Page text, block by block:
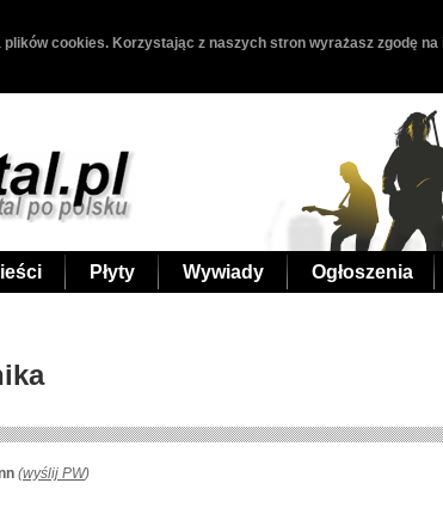
cookies. Korzystając z naszych stron wyrażasz zgodę
Płyty Wywiady Ogłoszenia
(wyślij PW)